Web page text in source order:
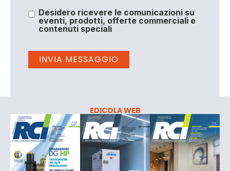
Desidero ricevere le comunicazioni su
eventi, prodotti, offerte commerciali e
contenuti speciali
EDICOLA WEB